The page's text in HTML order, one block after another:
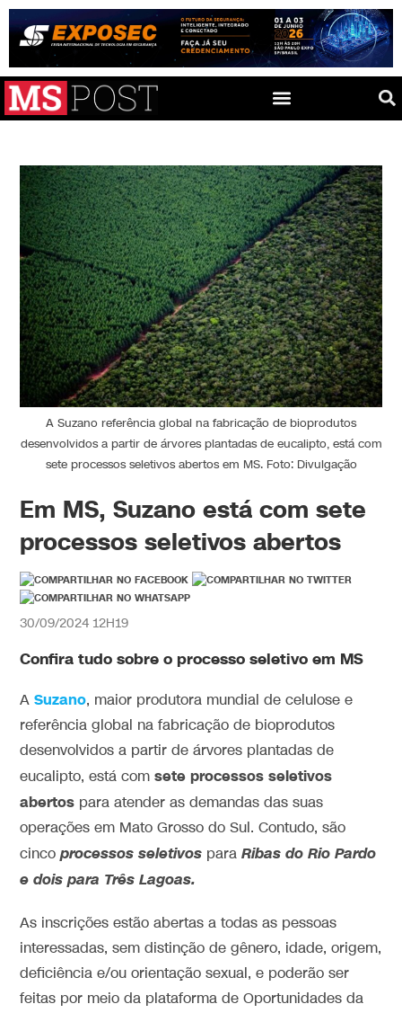
A Suzano referência global na fabricação de bioprodutos
desenvolvidos a partir de árvores plantadas de eucalipto, está com
sete processos seletivos abertos em MS. Foto: Divulgação
Em MS, Suzano está com sete
processos seletivos abertos
30/09/2024 12H19
Confira tudo sobre o processo seletivo em MS
ASuzano, maior produtora mundial de celulose e
referência global na fabricação de bioprodutos
desenvolvidos a partir de árvores plantadas de
eucalipto, está comsete processos seletivos
abertos para atender as demandas das suas
operações em Mato Grosso do Sul. Contudo, são
cincoprocessos seletivos paraRibas do Rio Pardo
e dois para Três Lagoas.
As inscrições estão abertas a todas as pessoas
interessadas, sem distinção de gênero, idade, origem,
deficiência e/ou orientação sexual, e poderão ser
feitas por meio da plataforma de Oportunidades da